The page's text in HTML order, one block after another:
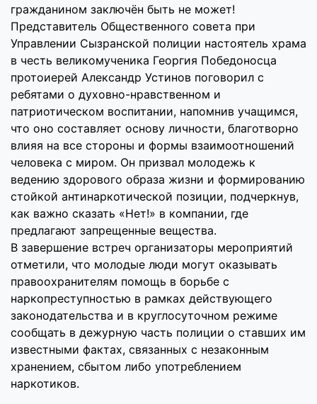
гражданином заключён быть не может!
Представитель Общественного совета при
Управлении Сызранской полиции настоятель храма
в честь великомученика Георгия Победоносца
протоиерей Александр Устинов поговорил с
ребятами о духовно-нравственном и
патриотическом воспитании, напомнив учащимся,
что оно составляет основу личности, благотворно
влияя на все стороны и формы взаимоотношений
человека с миром. Он призвал молодежь к
ведению здорового образа жизни и формированию
стойкой антинаркотической позиции, подчеркнув,
как важно сказать «Нет!» в компании, где
предлагают запрещенные вещества.
В завершение встреч организаторы мероприятий
отметили, что молодые люди могут оказывать
правоохранителям помощь в борьбе с
наркопреступностью в рамках действующего
законодательства и в круглосуточном режиме
сообщать в дежурную часть полиции о ставших им
известными фактах, связанных с незаконным
хранением, сбытом либо употреблением
наркотиков.